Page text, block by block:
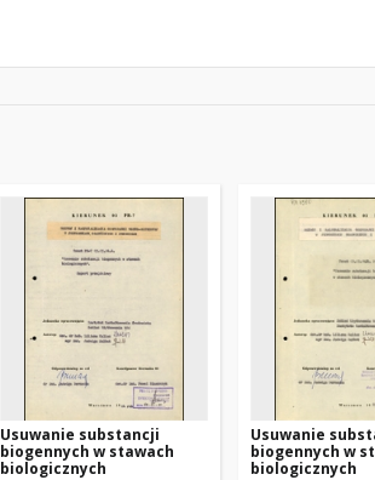
Usuwanie substancji
biogennych w stawach
biologicznych
Usuwanie
biogennych w
biologicznych